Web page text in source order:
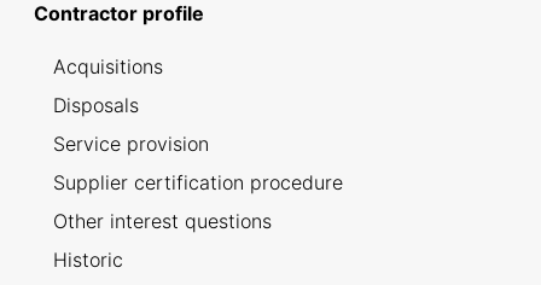
Contractor profile
Acquisitions
Disposals
Service provision
Supplier certification procedure
Other interest questions
Historic